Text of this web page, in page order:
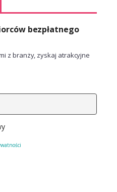
bezpłatnego
z branży, zyskaj atrakcyjne